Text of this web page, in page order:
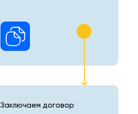
Заключаем договор